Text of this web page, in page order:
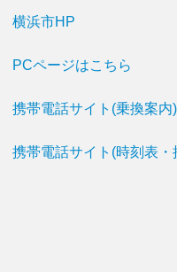
横浜市HP
PCページはこちら
携帯電話サイト(乗換案内
携帯電話サイト(時刻表・